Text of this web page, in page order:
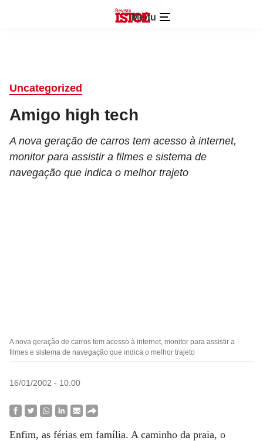
Menu
Uncategorized
Amigo high tech
A nova geração de carros tem acesso à internet,
monitor para assistir a filmes e sistema de
navegação que indica o melhor trajeto
A nova geração de carros tem acesso à internet, monitor para assistir a
filmes e sistema de navegação que indica o melhor trajeto
16/01/2002 - 10:00
Enfim, as férias em família. A caminho da praia, o